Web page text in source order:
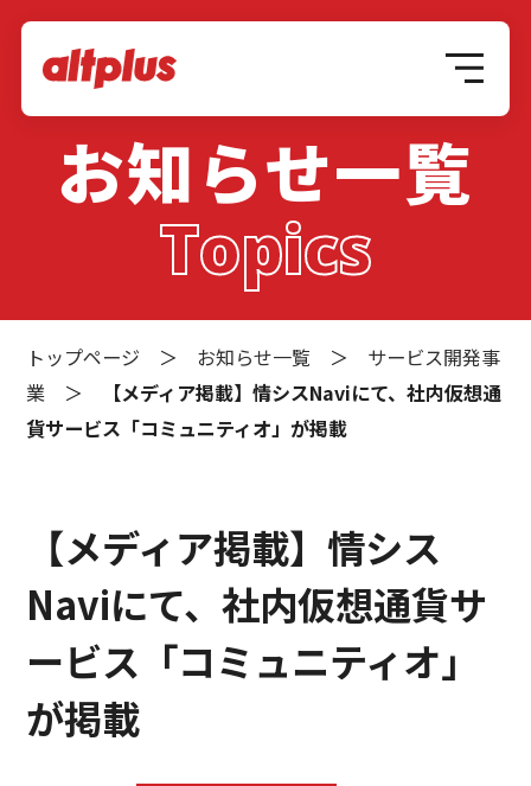
お知らせ一覧
Topics
トップページ ＞ お知らせ一覧 ＞ サービス開発事
業 ＞
【メディア掲載】情シスNaviにて、社内仮想通
貨サービス「コミュニティオ」が掲載
【メディア掲載】情シス
Naviにて、社内仮想通貨サ
ービス「コミュニティオ」
が掲載